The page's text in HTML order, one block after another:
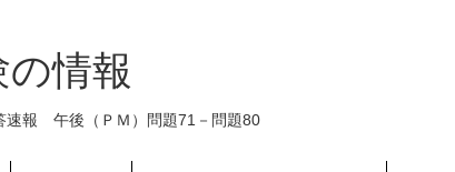
情報
速報 午後（ＰＭ）問題71－問題80